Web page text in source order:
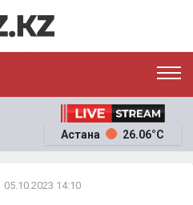
Астана 26.06°C
05.10.2023 14:10